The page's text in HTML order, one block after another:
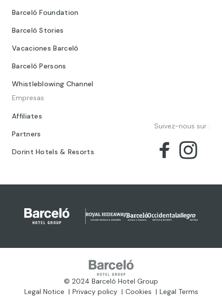
Barceló Foundation
Barceló Stories
Vacaciones Barceló
Barceló Persons
Whistleblowing Channel
Empresas
Affiliates
Partners
Dorint Hotels & Resorts
Suivez-nous sur :
© 2024 Barceló Hotel Group
Legal Notice
Privacy policy Cookies Legal Terms